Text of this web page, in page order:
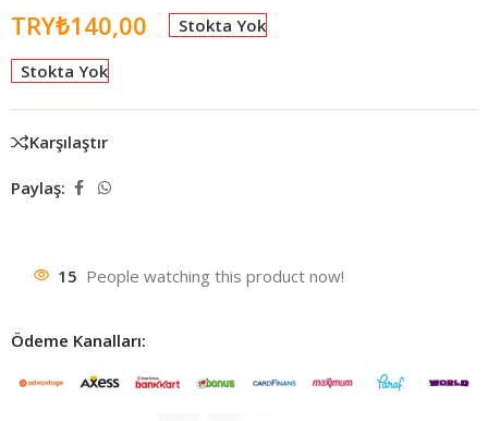
TRY₺140,00 Stokta Yok
Stokta Yok
Karşılaştır
Paylaş:
15 People watching this product now!
Ödeme Kanalları: